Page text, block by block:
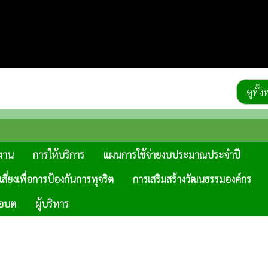
ดูทั้ง
าน การให้บริการ
แผนการใช้จ่ายงบประมาณประจำปี
สี่ยงเพื่อการป้องกันการทุจริต
การเสริมสร้างวัฒนธรรมองค์กร
บต ผู้บริหาร